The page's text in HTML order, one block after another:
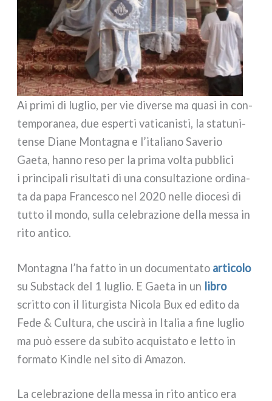
Ai pri­mi di luglio, per vie diver­se ma qua­si in con­
tem­po­ra­nea, due esper­ti vati­ca­ni­sti, la sta­tu­ni­
ten­se Diane Montagna e l’italiano Saverio
Gaeta, han­no reso per la pri­ma vol­ta pub­bli­ci
i prin­ci­pa­li risul­ta­ti di una con­sul­ta­zio­ne ordi­na­
ta da papa Francesco nel 2020 nel­le dio­ce­si di
tut­to il mon­do, sul­la cele­bra­zio­ne del­la mes­sa in
rito anti­co.
Montagna l’ha fat­to in un docu­men­ta­to arti­co­lo
su Substack del 1 luglio. E Gaeta in un libro
scrit­to con il litur­gi­sta Nicola Bux ed edi­to da
Fede & Cultura, che usci­rà in Italia a fine luglio
ma può esse­re da subi­to acqui­sta­to e let­to in
for­ma­to Kindle nel sito di Amazon.
La cele­bra­zio­ne del­la mes­sa in rito anti­co era